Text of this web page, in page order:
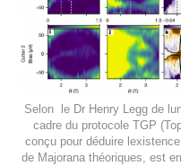
Selon le Dr Henry Legg de
cadre du protocole TGP
conçu pour déduire
de Majorana théoriques, est